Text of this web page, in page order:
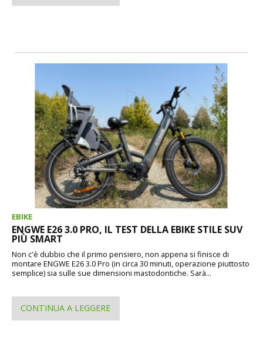
EBIKE
ENGWE E26 3.0 PRO, IL TEST DELLA EBIKE STILE SUV
PIÙ SMART
Non c'è dubbio che il primo pensiero, non appena si finisce di
montare ENGWE E26 3.0 Pro (in circa 30 minuti, operazione piuttosto
semplice) sia sulle sue dimensioni mastodontiche. Sarà...
CONTINUA A LEGGERE